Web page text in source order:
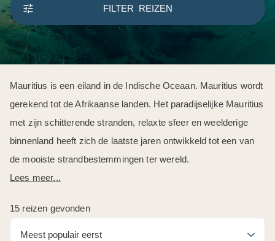
FILTER REIZEN
Mauritius is een eiland in de Indische Oceaan. Mauritius wordt
gerekend tot de Afrikaanse landen. Het paradijselijke Mauritius
met zijn schitterende stranden, relaxte sfeer en weelderige
binnenland heeft zich de laatste jaren ontwikkeld tot een van
de mooiste strandbestemmingen ter wereld.
Lees meer...
15 reizen gevonden